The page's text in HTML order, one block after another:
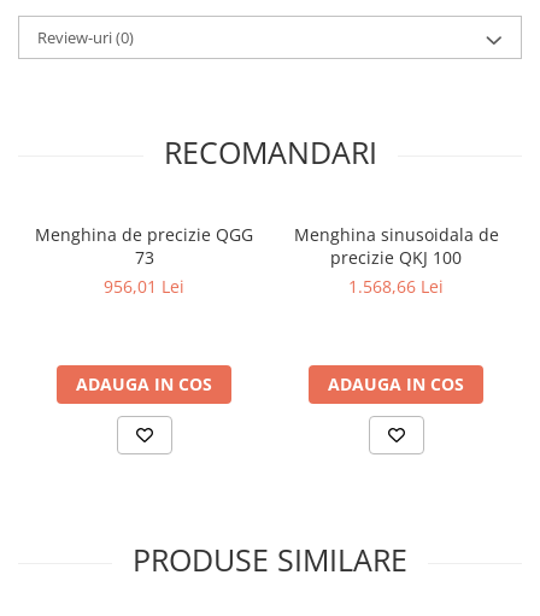
Placi de granit de suprafață
Prisma
Instrumente de decupare
Instrumente de găurit
Accesorii utilaje
Accesorii pentru ferastraie
mecanice cu banda si disc
Accesorii pentru masini de ascutit
Accesorii pentru masini de gaurit
Accesorii pentru mașini de găurit
Review-uri(0)
RECOMANDARI
Menghina de precizie QGG
73
956,01 Lei
ADAUGA IN COS
Menghina sinusoidala de
precizie QKJ 100
1.568,66 Lei
ADAUGA IN COS
PRODUSE SIMILARE